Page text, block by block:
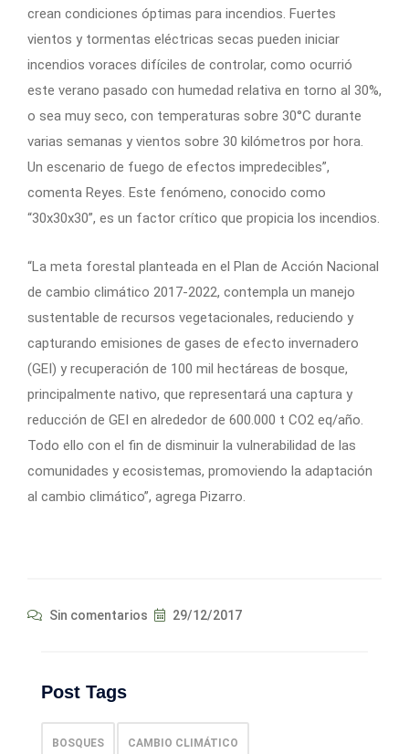
crean condiciones óptimas para incendios. Fuertes
vientos y tormentas eléctricas secas pueden iniciar
incendios voraces difíciles de controlar, como ocurrió
este verano pasado con humedad relativa en torno al 30%,
o sea muy seco, con temperaturas sobre 30°C durante
varias semanas y vientos sobre 30 kilómetros por hora.
Un escenario de fuego de efectos impredecibles”,
comenta Reyes. Este fenómeno, conocido como
“30x30x30”, es un factor crítico que propicia los incendios.
“La meta forestal planteada en el Plan de Acción Nacional
de cambio climático 2017-2022, contempla un manejo
sustentable de recursos vegetacionales, reduciendo y
capturando emisiones de gases de efecto invernadero
(GEI) y recuperación de 100 mil hectáreas de bosque,
principalmente nativo, que representará una captura y
reducción de GEI en alrededor de 600.000 t CO2 eq/año.
Todo ello con el fin de disminuir la vulnerabilidad de las
comunidades y ecosistemas, promoviendo la adaptación
al cambio climático”, agrega Pizarro.
Sin comentarios 29/12/2017
Post Tags
BOSQUES CAMBIO CLIMÁTICO